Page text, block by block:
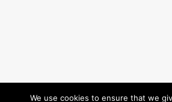
We use cookies to ensure that we